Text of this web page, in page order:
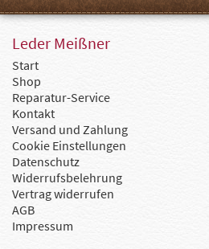
Leder Meißner
Start
Shop
Reparatur-Service
Kontakt
Versand und Zahlung
Cookie Einstellungen
Datenschutz
Widerrufsbelehrung
Vertrag widerrufen
AGB
Impressum